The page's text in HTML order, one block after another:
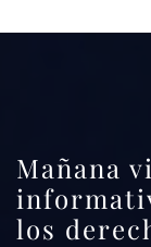
Mañana
los